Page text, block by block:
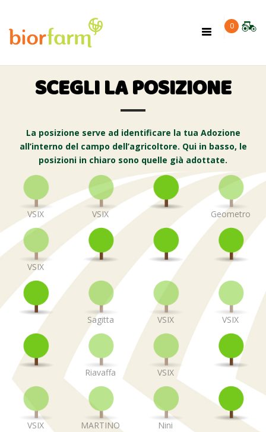
0
Toggle
SCEGLI LA POSIZIONE
La posizione serve ad identificare la tua Adozione
all’interno del campo dell’agricoltore. Qui in basso, le
posizioni in chiaro sono quelle già adottate.
VSIX VSIX Geometro
VSIX
Sagitta VSIX VSIX
Riavaffa VSIX
VSIX MARTINO Nini